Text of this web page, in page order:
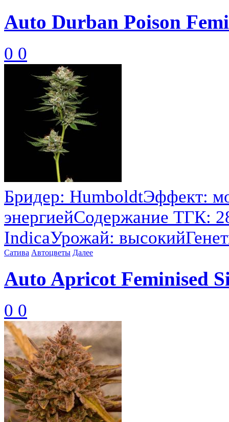
Auto Durban Poison
0 0
Бридер: HumboldtЭффект:
энергиейСодержание ТГК:
IndicaУрожай:
Сатива Автоцветы Далее
Auto Apricot Feminised
0 0